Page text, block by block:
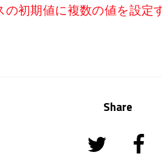
の初期値に複数の値を設定
Share